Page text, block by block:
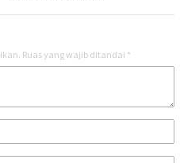
Ruas yang wajib ditandai *